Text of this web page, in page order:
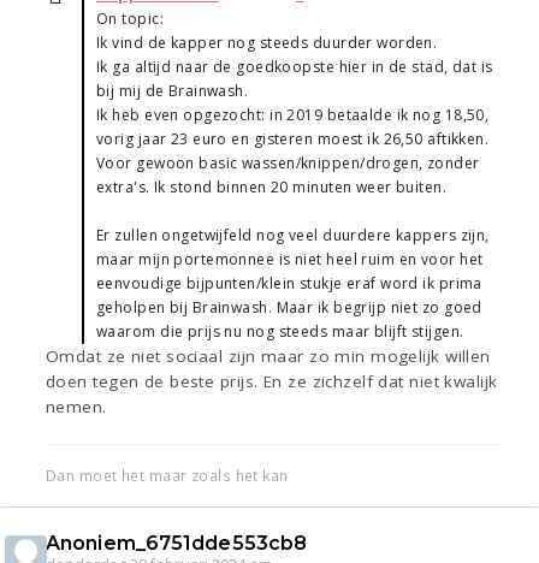
On topic:
Ik vind de kapper nog steeds duurder worden.
Ik ga altijd naar de goedkoopste hier in de stad, dat is
bij mij de Brainwash.
Ik heb even opgezocht: in 2019 betaalde ik nog 18,50,
vorig jaar 23 euro en gisteren moest ik 26,50 aftikken.
Voor gewoon basic wassen/knippen/drogen, zonder
extra's. Ik stond binnen 20 minuten weer buiten.
Er zullen ongetwijfeld nog veel duurdere kappers zijn,
maar mijn portemonnee is niet heel ruim en voor het
eenvoudige bijpunten/klein stukje eraf word ik prima
geholpen bij Brainwash. Maar ik begrijp niet zo goed
waarom die prijs nu nog steeds maar blijft stijgen.
Omdat ze niet sociaal zijn maar zo min mogelijk willen
doen tegen de beste prijs. En ze zichzelf dat niet kwalijk
nemen.
Dan moet het maar zoals het kan
Anoniem_6751dde553cb8